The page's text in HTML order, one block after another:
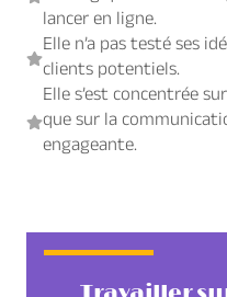
lancer en ligne.
Elle n’a pas testé ses
clients potentiels.
Elle s’est concentrée
que sur la
engageante.